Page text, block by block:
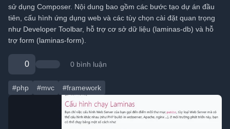
sử dụng Composer. Nội dung bao gồm các bước tạo dự án đầu
tiên, cấu hình ứng dụng web và các tùy chọn cài đặt quan trọng
như Developer Toolbar, hỗ trợ cơ sở dữ liệu (laminas-db) và hỗ
trợ form (laminas-form).
0 0 bình luận
#php #mvc #framework